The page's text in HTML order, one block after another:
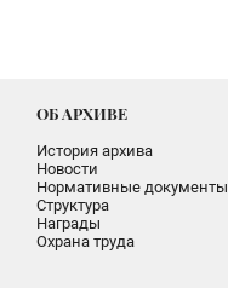
ОБ АРХИВЕ
История архива
Новости
Нормативные документы
Структура
Награды
Охрана труда